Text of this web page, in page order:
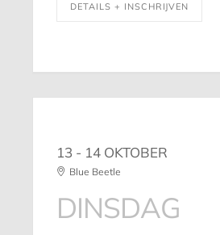
DETAILS + INSCHRIJVEN
13 - 14 OKTOBER
Blue Beetle
DINSDAG